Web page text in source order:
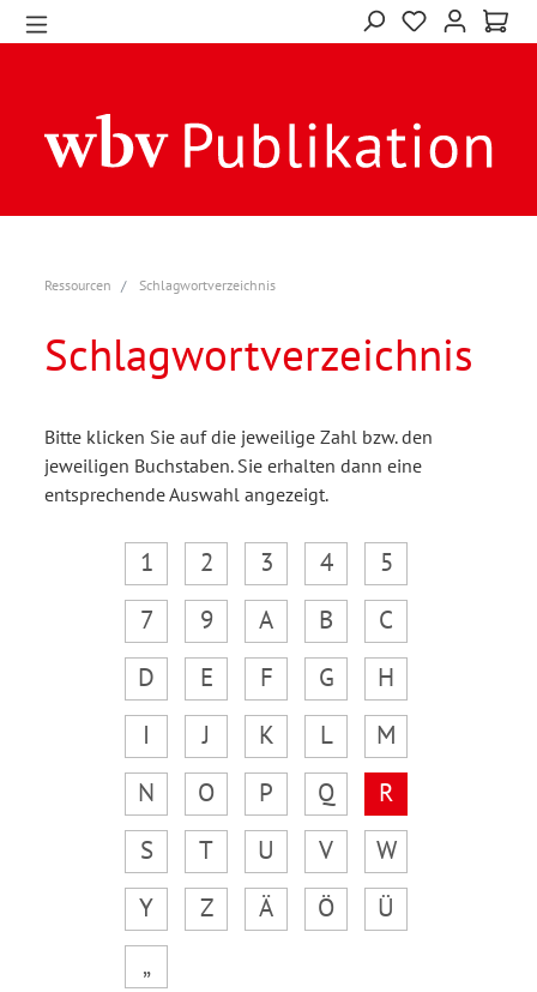
Ressourcen Schlagwortverzeichnis
Schlagwortverzeichnis
Bitte klicken Sie auf die jeweilige Zahl bzw. den
jeweiligen Buchstaben. Sie erhalten dann eine
entsprechende Auswahl angezeigt.
1 2 3 4
5
7
9 A B
C
D
E F G
H
I
J K L
M
N
O P Q
R
S
T U V
W
Y
Z Ä Ö
Ü
„